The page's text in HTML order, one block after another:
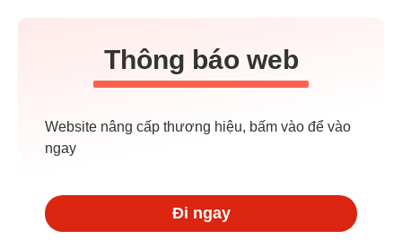
Thông báo web
Website nâng cấp thương hiệu, bấm vào để vào
ngay
Đi ngay